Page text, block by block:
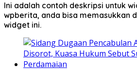
Ini adalah contoh deskripsi untuk
wpberita, anda bisa memasukkan
widget ini.